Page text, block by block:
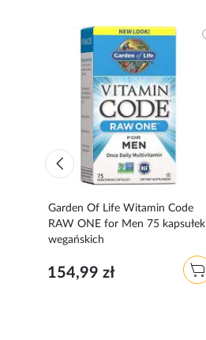
Garden Of Life Witamin Code
RAW ONE for Men 75 kapsułek
wegańskich
154,99 zł